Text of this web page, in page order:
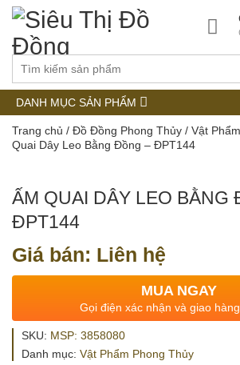
DANH MỤC SẢN PHẨM
Trang chủ / Đồ Đồng Phong Thủy / Vật
Quai Dây Leo Bằng Đồng – ĐPT144
ẤM QUAI DÂY LEO BẰNG
ĐPT144
Giá bán: Liên hệ
MUA NGAY
Gọi điện xác nhận và giao
SKU: MSP: 3858080
Danh mục: Vật Phẩm Phong Thủy